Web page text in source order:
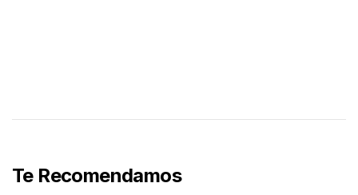
Te Recomendamos